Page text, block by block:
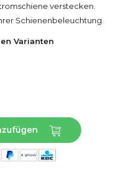
verstecken.
Schienenbeleuchtung.
Varianten